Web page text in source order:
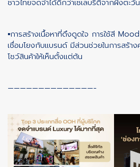
ชาวไทยจดจำได้ดีกว่าเซเลบริตี้จากฝั่งตะวั
▪การสร้างเนื้อหาที่ดึงดูดใจ การใช้สี
เชื่อมโยงกับแบรนด์​ มีส่วนช่วยในการสร้า
โชว์สินค้าให้เห็นตั้งแต่ต้น
——————————————-